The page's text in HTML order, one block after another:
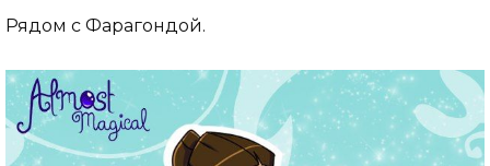
Рядом с Фарагондой.